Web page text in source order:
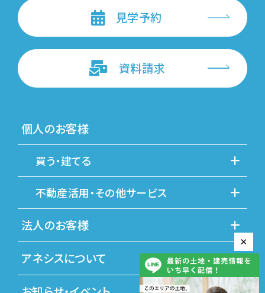
見学予約
資料請求
個人のお客様
買う・建てる
不動産活用・その他サービス
法人のお客様
アネシスについて
×